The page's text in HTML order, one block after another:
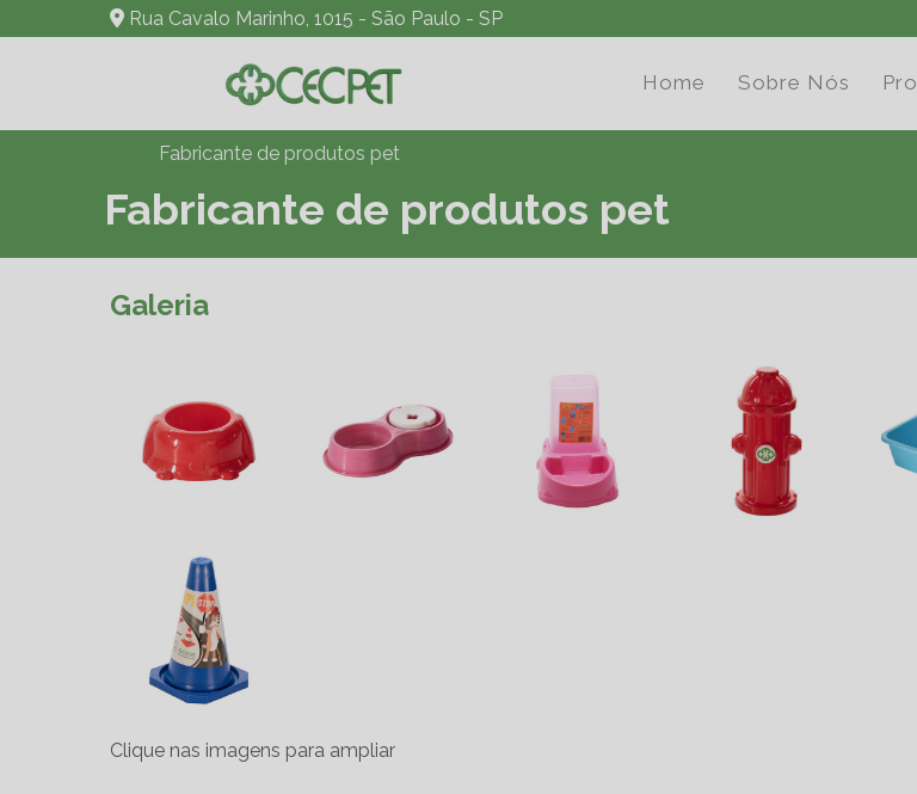
Rua Cavalo Marinho, 1015 - São Paulo - SP
Home Sobre Nós
Fabricante de produtos pet
Fabricante de produtos pet
Galeria
Clique nas imagens para ampliar